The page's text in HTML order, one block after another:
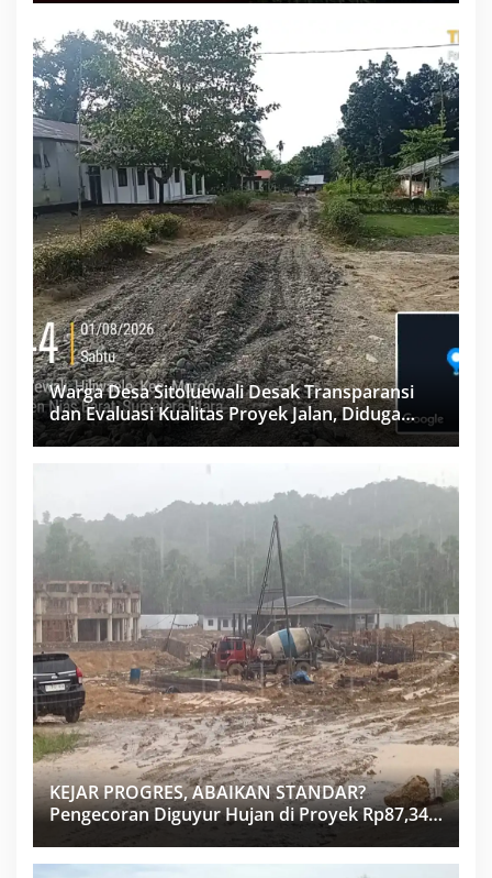
Warga Desa Sitoluewali Desak Transparansi
dan Evaluasi Kualitas Proyek Jalan, Diduga
Minim Informasi
KEJAR PROGRES, ABAIKAN STANDAR?
Pengecoran Diguyur Hujan di Proyek Rp87,34
Miliar Sukma Nias, Konsultan, Pengawas dan
PPK Bungkam